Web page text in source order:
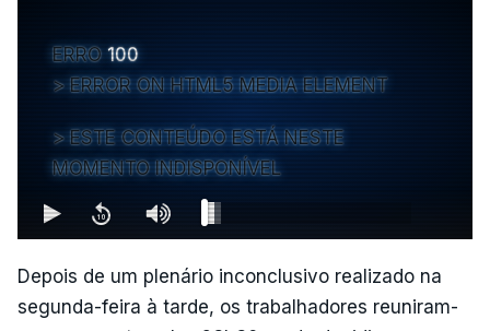
ERRO 100
ERROR ON HTML5 MEDIA ELEMENT
ESTE CONTEÚDO ESTÁ NESTE
MOMENTO INDISPONÍVEL
Depois de um plenário inconclusivo realizado na
segunda-feira à tarde, os trabalhadores reuniram-